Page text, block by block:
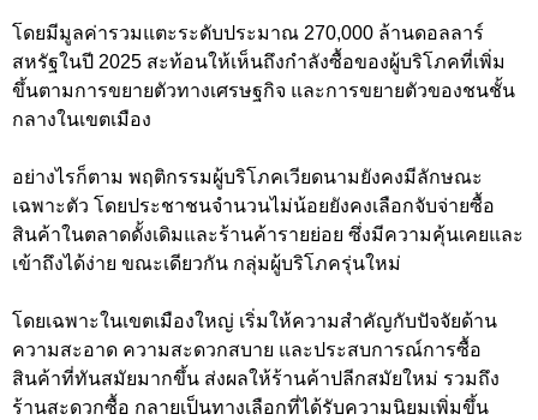
โดยมีมูลค่ารวมแตะระดับประมาณ 270,000 ล้านดอลลาร์
สหรัฐในปี 2025 สะท้อนให้เห็นถึงกำลังซื้อของผู้บริโภคที่เพิ่ม
ขึ้นตามการขยายตัวทางเศรษฐกิจ และการขยายตัวของชนชั้น
กลางในเขตเมือง
อย่างไรก็ตาม พฤติกรรมผู้บริโภคเวียดนามยังคงมีลักษณะ
เฉพาะตัว โดยประชาชนจำนวนไม่น้อยยังคงเลือกจับจ่ายซื้อ
สินค้าในตลาดดั้งเดิมและร้านค้ารายย่อย ซึ่งมีความคุ้นเคยและ
เข้าถึงได้ง่าย ขณะเดียวกัน กลุ่มผู้บริโภครุ่นใหม่
โดยเฉพาะในเขตเมืองใหญ่ เริ่มให้ความสำคัญกับปัจจัยด้าน
ความสะอาด ความสะดวกสบาย และประสบการณ์การซื้อ
สินค้าที่ทันสมัยมากขึ้น ส่งผลให้ร้านค้าปลีกสมัยใหม่ รวมถึง
ร้านสะดวกซื้อ กลายเป็นทางเลือกที่ได้รับความนิยมเพิ่มขึ้น